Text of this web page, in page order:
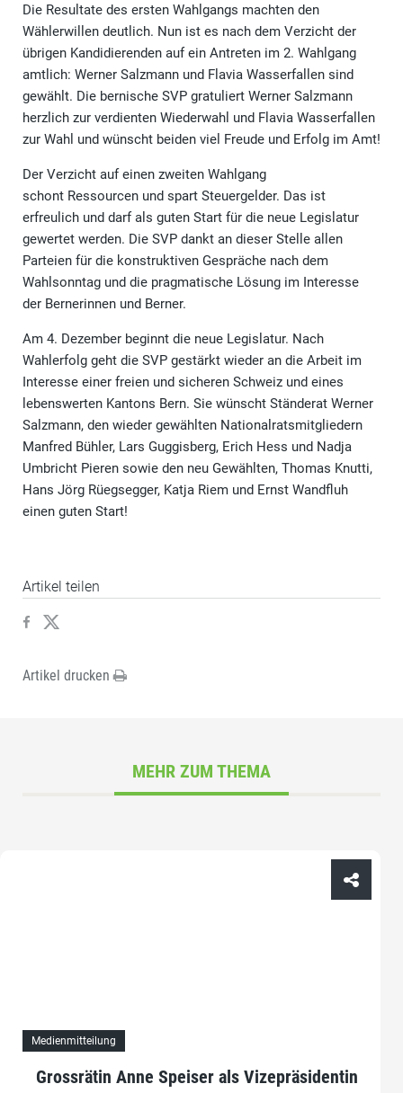
Die Resultate des ersten Wahlgangs machten den
Wählerwillen deutlich. Nun ist es nach dem Verzicht der
übrigen Kandidierenden auf ein Antreten im 2. Wahlgang
amtlich: Werner Salzmann und Flavia Wasserfallen sind
gewählt. Die bernische SVP gratuliert Werner Salzmann
herzlich zur verdienten Wiederwahl und Flavia Wasserfallen
zur Wahl und wünscht beiden viel Freude und Erfolg im Amt!
Der Verzicht auf einen zweiten Wahlgang
schont Ressourcen und spart Steuergelder. Das ist
erfreulich und darf als guten Start für die neue Legislatur
gewertet werden. Die SVP dankt an dieser Stelle allen
Parteien für die konstruktiven Gespräche nach dem
Wahlsonntag und die pragmatische Lösung im Interesse
der Bernerinnen und Berner.
Am 4. Dezember beginnt die neue Legislatur. Nach
Wahlerfolg geht die SVP gestärkt wieder an die Arbeit im
Interesse einer freien und sicheren Schweiz und eines
lebenswerten Kantons Bern. Sie wünscht Ständerat Werner
Salzmann, den wieder gewählten Nationalratsmitgliedern
Manfred Bühler, Lars Guggisberg, Erich Hess und Nadja
Umbricht Pieren sowie den neu Gewählten, Thomas Knutti,
Hans Jörg Rüegsegger, Katja Riem und Ernst Wandfluh
einen guten Start!
Artikel teilen
Artikel drucken
MEHR ZUM THEMA
Medienmitteilung
Grossrätin Anne Speiser als Vizepräsidentin